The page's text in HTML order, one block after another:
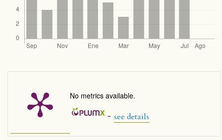
No metrics available.
- see details